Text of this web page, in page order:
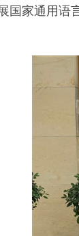
国家通用语